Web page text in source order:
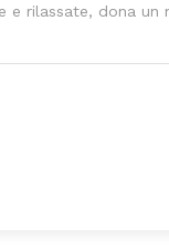
rilassate, dona